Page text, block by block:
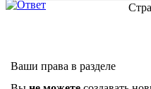
Ваши права в разделе